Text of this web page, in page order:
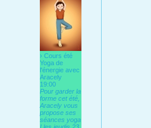
› Cours été
Yoga de
l'énergie avec
Aracely
19:00
Pour garder la
forme cet été,
Aracely vous
propose ses
séances yoga